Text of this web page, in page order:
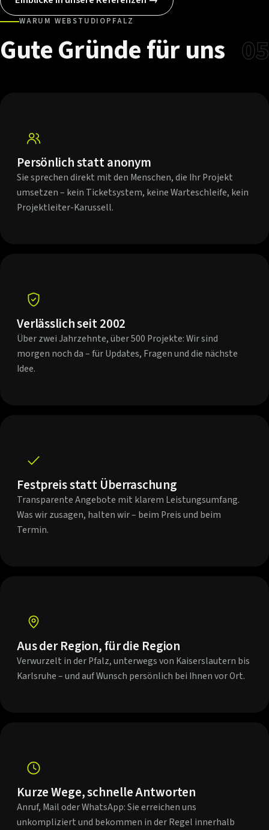
WARUM WEBSTUDIOPFALZ
GuteGründefüruns 05
Persönlich statt anonym
Sie sprechen direkt mit den Menschen, die Ihr Projekt
umsetzen – kein Ticketsystem, keine Warteschleife, kein
Projektleiter-Karussell.
Verlässlich seit 2002
Über zwei Jahrzehnte, über 500 Projekte: Wir sind
morgen noch da – für Updates, Fragen und die nächste
Idee.
Festpreis statt Überraschung
Transparente Angebote mit klarem Leistungsumfang.
Was wir zusagen, halten wir – beim Preis und beim
Termin.
Aus der Region, für die Region
Verwurzelt in der Pfalz, unterwegs von Kaiserslautern bis
Karlsruhe – und auf Wunsch persönlich bei Ihnen vor Ort.
Kurze Wege, schnelle Antworten
Anruf, Mail oder WhatsApp: Sie erreichen uns
unkompliziert und bekommen in der Regel innerhalb